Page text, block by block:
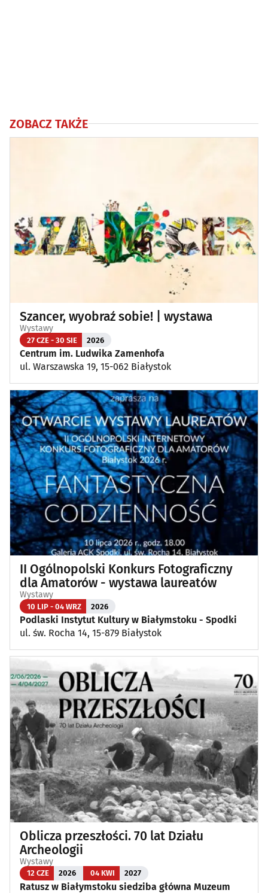
ZOBACZ TAKŻE
Szancer, wyobraź sobie! | wystawa
Wystawy
27 CZE - 30 SIE 2026
Centrum im. Ludwika Zamenhofa
ul. Warszawska 19, 15-062 Białystok
II Ogólnopolski Konkurs Fotograficzny
dla Amatorów - wystawa laureatów
Wystawy
10 LIP - 04 WRZ 2026
Podlaski Instytut Kultury w Białymstoku - Spodki
ul. św. Rocha 14, 15-879 Białystok
Oblicza przeszłości. 70 lat Działu
Archeologii
Wystawy
12 CZE 2026 04 KWI 2027
Ratusz w Białymstoku siedziba główna Muzeum